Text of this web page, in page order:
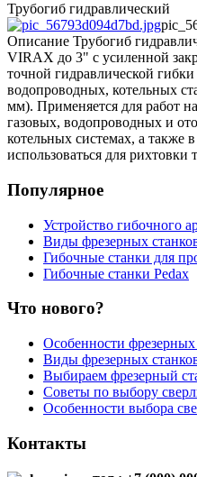
Трубогиб гидравлический
Описание Трубогиб
VIRAX до 3" с усиленной
точной гидравлической
водопроводных, котельных
мм). Применяется для работ
газовых, водопроводных и
котельных системах, а
использоваться для рихтовки
Популярное
Устройство гибочного
Виды фрезерных
Гибочные станки для
Гибочные станки Pedax
Что нового?
Особенности фрезерных
Виды фрезерных
Выбираем фрезерный
Советы по выбору
Особенности выбора
Контакты